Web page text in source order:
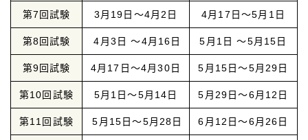
第7回試験 3月19日～4月2日 4月17日～5月1日
第8回試験 4月3日 ～4月16日 5月1日 ～5月15日
第9回試験 4月17日～4月30日 5月15日～5月29日
第10回試験 5月1日～5月14日 5月29日～6月12日
第11回試験 5月15日～5月28日 6月12日～6月26日